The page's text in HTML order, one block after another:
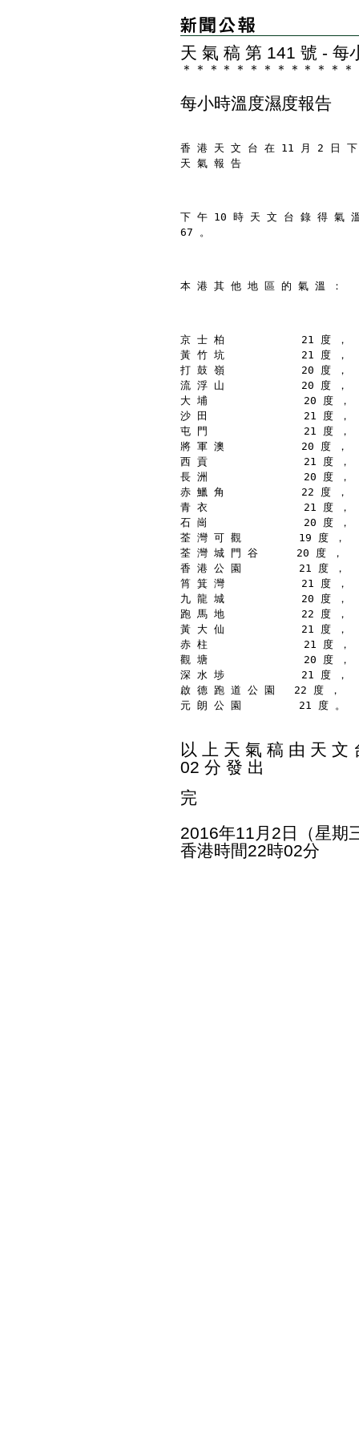
天 氣 稿 第 141 號 - 每
＊ ＊ ＊ ＊ ＊ ＊ ＊ ＊ ＊ ＊ ＊ ＊ ＊
每小時溫度濕度報告
香 港 天 文 台 在 11 月 2 日
天 氣 報 告
下 午 10 時 天 文 台 錄 得 氣
67 。
本 港 其 他 地 區 的 氣 溫 ：
京 士 柏            21 度 ，
黃 竹 坑            21 度 ，
打 鼓 嶺            20 度 ，
流 浮 山            20 度 ，
大 埔               20 度 ，
沙 田               21 度 ，
屯 門               21 度 ，
將 軍 澳            20 度 ，
西 貢               21 度 ，
長 洲               20 度 ，
赤 鱲 角            22 度 ，
青 衣               21 度 ，
石 崗               20 度 ，
荃 灣 可 觀         19 度 ，
荃 灣 城 門 谷      20 度 ，
香 港 公 園         21 度 ，
筲 箕 灣            21 度 ，
九 龍 城            20 度 ，
跑 馬 地            22 度 ，
黃 大 仙            21 度 ，
赤 柱               21 度 ，
觀 塘               20 度 ，
深 水 埗            21 度 ，
啟 德 跑 道 公 園   22 度 ，
元 朗 公 園         21 度 。
以 上 天 氣 稿 由 天 文
02 分 發 出
完
2016年11月2日（星期
香港時間22時02分